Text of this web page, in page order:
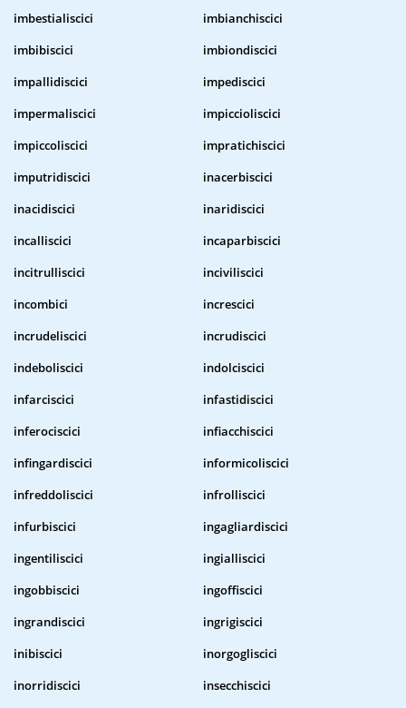
imbestialiscici
imbianchiscici
imbibiscici
imbiondiscici
impallidiscici
impediscici
impermaliscici
impiccioliscici
impiccoliscici
impratichiscici
imputridiscici
inacerbiscici
inacidiscici
inaridiscici
incalliscici
incaparbiscici
incitrulliscici
inciviliscici
incombici
increscici
incrudeliscici
incrudiscici
indeboliscici
indolciscici
infarciscici
infastidiscici
inferociscici
infiacchiscici
infingardiscici
informicoliscici
infreddoliscici
infrolliscici
infurbiscici
ingagliardiscici
ingentiliscici
ingialliscici
ingobbiscici
ingoffiscici
ingrandiscici
ingrigiscici
inibiscici
inorgogliscici
inorridiscici
insecchiscici